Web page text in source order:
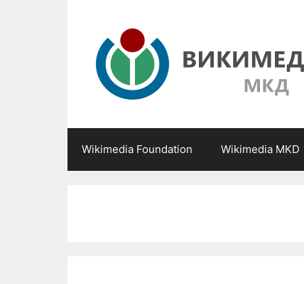
Wikimedia Foundation Wikimedia MKD